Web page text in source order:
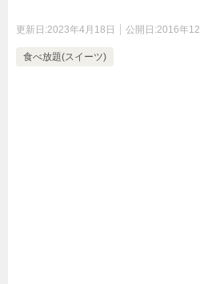
更新日:2023年4月18日 公開日:2016年
食べ放題(スイーツ)